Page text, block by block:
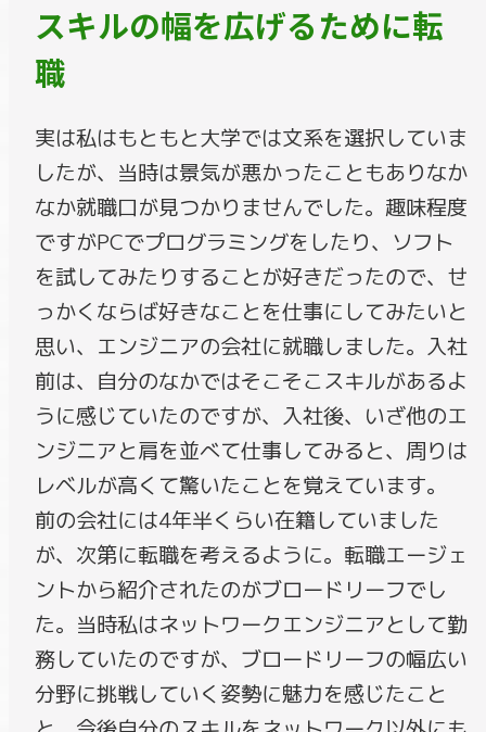
スキルの幅を広げるために転
職
実は私はもともと大学では文系を選択していま
したが、当時は景気が悪かったこともありなか
なか就職口が見つかりませんでした。趣味程度
ですがPCでプログラミングをしたり、ソフト
を試してみたりすることが好きだったので、せ
っかくならば好きなことを仕事にしてみたいと
思い、エンジニアの会社に就職しました。入社
前は、自分のなかではそこそこスキルがあるよ
うに感じていたのですが、入社後、いざ他のエ
ンジニアと肩を並べて仕事してみると、周りは
レベルが高くて驚いたことを覚えています。
前の会社には4年半くらい在籍していました
が、次第に転職を考えるように。転職エージェ
ントから紹介されたのがブロードリーフでし
た。当時私はネットワークエンジニアとして勤
務していたのですが、ブロードリーフの幅広い
分野に挑戦していく姿勢に魅力を感じたこと